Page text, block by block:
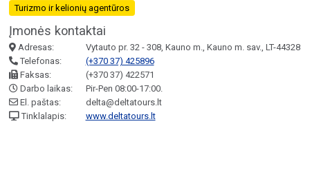
Turizmo ir kelionių agentūros
Įmonės kontaktai
Adresas:
Vytauto pr. 32 - 308, Kauno m., Kauno m. sav., LT-44328
Telefonas:
(+370 37) 425896
Faksas:
(+370 37) 422571
Darbo laikas:
Pir-Pen 08:00-17:00.
El. paštas:
delta@deltatours.lt
Tinklalapis:
www.deltatours.lt